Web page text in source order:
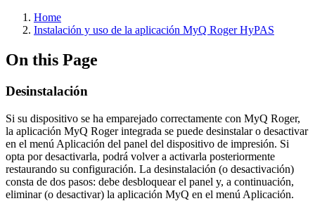
Home
Instalación y uso de la aplicación MyQ Roger HyPAS
On this Page
Desinstalación
Si su dispositivo se ha emparejado correctamente con MyQ Roger,
la aplicación MyQ Roger integrada se puede desinstalar o desactivar
en el menú Aplicación del panel del dispositivo de impresión. Si
opta por desactivarla, podrá volver a activarla posteriormente
restaurando su configuración. La desinstalación (o desactivación)
consta de dos pasos: debe desbloquear el panel y, a continuación,
eliminar (o desactivar) la aplicación MyQ en el menú Aplicación.